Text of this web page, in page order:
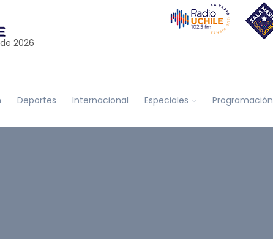
de 2026
Deportes Internacional Especiales Programación